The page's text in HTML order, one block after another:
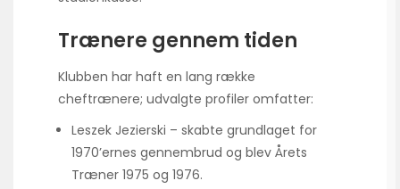
Trænere gennem tiden
Klubben har haft en lang række
cheftrænere; udvalgte profiler omfatter:
Leszek Jezierski – skabte grundlaget for
1970’ernes gennembrud og blev Årets
Træner 1975 og 1976.